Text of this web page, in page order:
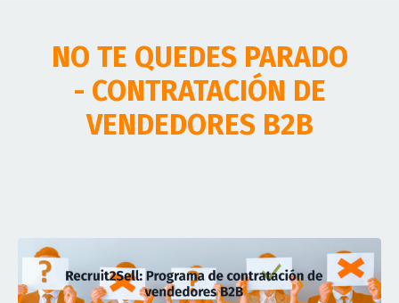
- CONTRATACIÓN DE
VENDEDORES B2B